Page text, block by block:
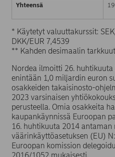
Yhteensä
* Käytetyt valuuttakurssit:
DKK/EUR 7,4539
** Kahden desimaalin
Nordea ilmoitti 26.
enintään 1,0 miljardin euron
osakkeiden takaisinosto-
2023 varsinaisen
perusteella. Omia osakkeita
kaupankäynnissä Euroopan
16. huhtikuuta 2014 antaman
väärinkäyttöasetuksen (EU)
Euroopan komission